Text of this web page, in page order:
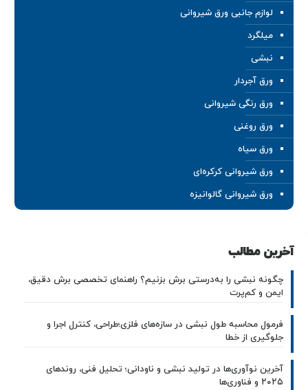
لوازم جانبی ورق شیروانی
میلگرد
نبشی
ورق آجردار
ورق رنگی شیروانی
ورق روغنی
ورق سیاه
ورق شیروانی کرکره‌ای
ورق شیروانی گالوانیزه
آخرین مطالب
چگونه نبشی را به‌درستی برش بزنیم؟ راهنمای تخصصی برش دقیق،
ایمن و کم‌پرت
فرمول محاسبه طول نبشی در سازه‌های فلزی؛طراحی، کنترل اجرا و
جلوگیری از خطا
آخرین نوآوری‌ها در تولید نبشی و ناودانی؛ تحلیل فنی، روندهای
۲۰۲۵ و فناوری‌ها